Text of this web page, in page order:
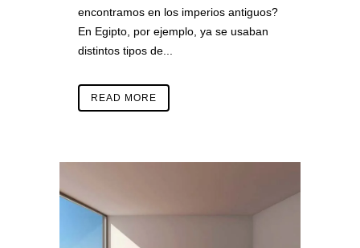
encontramos en los imperios antiguos?
En Egipto, por ejemplo, ya se usaban
distintos tipos de...
READ MORE